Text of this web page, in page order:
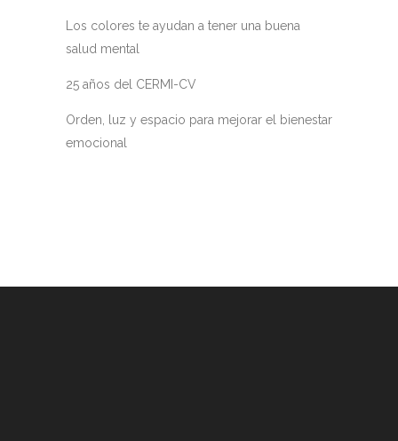
Los colores te ayudan a tener una buena
salud mental
25 años del CERMI-CV
Orden, luz y espacio para mejorar el bienestar
emocional